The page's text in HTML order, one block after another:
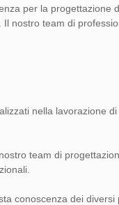
per la
nostro team di
nella lavorazione
team di
conoscenza dei